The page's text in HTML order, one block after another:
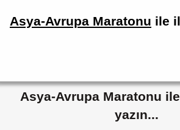
Asya-Avrupa Maratonu ile
Asya-Avrupa Maratonu
yazın...